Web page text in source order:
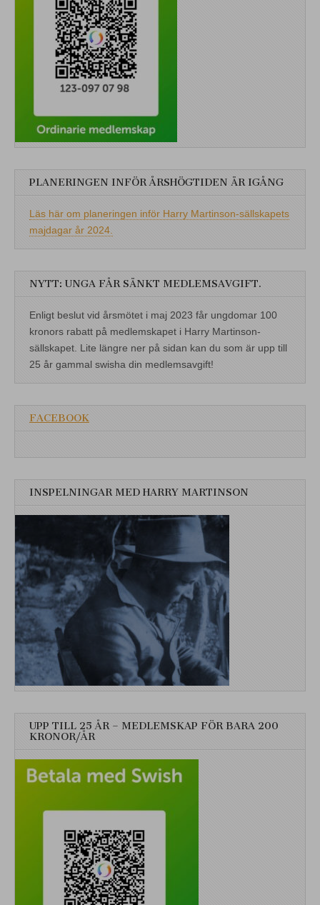
PLANERINGEN INFÖR ÅRSHÖGTIDEN ÄR IGÅNG
Läs här om planeringen inför Harry Martinson-sällskapets
majdagar år 2024.
NYTT: UNGA FÅR SÄNKT MEDLEMSAVGIFT.
Enligt beslut vid årsmötet i maj 2023 får ungdomar 100
kronors rabatt på medlemskapet i Harry Martinson-
sällskapet. Lite längre ner på sidan kan du som är upp till
25 år gammal swisha din medlemsavgift!
FACEBOOK
INSPELNINGAR MED HARRY MARTINSON
UPP TILL 25 ÅR – MEDLEMSKAP FÖR BARA 200
KRONOR/ÅR